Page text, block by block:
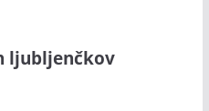
ljubljenčkov